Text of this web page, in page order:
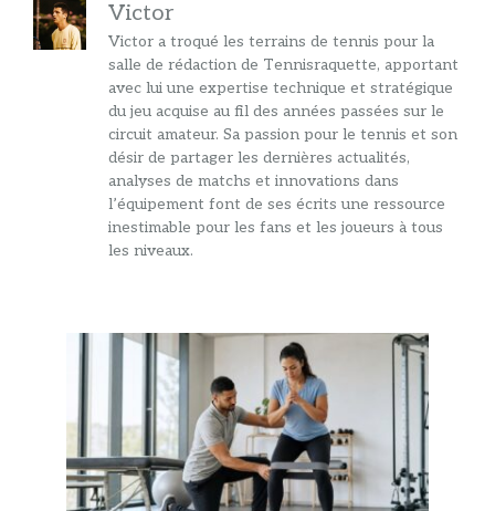
Victor
Victor a troqué les terrains de tennis pour la
salle de rédaction de Tennisraquette, apportant
avec lui une expertise technique et stratégique
du jeu acquise au fil des années passées sur le
circuit amateur. Sa passion pour le tennis et son
désir de partager les dernières actualités,
analyses de matchs et innovations dans
l’équipement font de ses écrits une ressource
inestimable pour les fans et les joueurs à tous
les niveaux.